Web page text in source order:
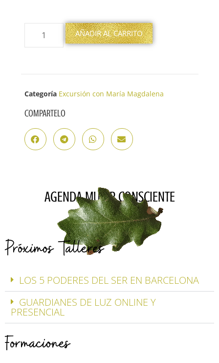
AÑADIR AL CARRITO
Categoría Excursión con María Magdalena
COMPARTELO
AGENDA MUJER CONSCIENTE
Próximos Talleres
LOS 5 PODERES DEL SER EN BARCELONA
GUARDIANES DE LUZ ONLINE Y
PRESENCIAL
Formaciones